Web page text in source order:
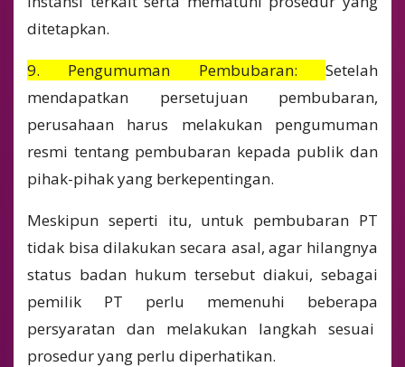
ditetapkan.
9. Pengumuman Pembubaran: Setelah
mendapatkan persetujuan pembubaran,
perusahaan harus melakukan pengumuman
resmi tentang pembubaran kepada publik dan
pihak-pihak yang berkepentingan.
Meskipun seperti itu, untuk pembubaran PT
tidak bisa dilakukan secara asal, agar hilangnya
status badan hukum tersebut diakui, sebagai
pemilik PT perlu memenuhi beberapa
persyaratan dan melakukan langkah sesuai
prosedur yang perlu diperhatikan.